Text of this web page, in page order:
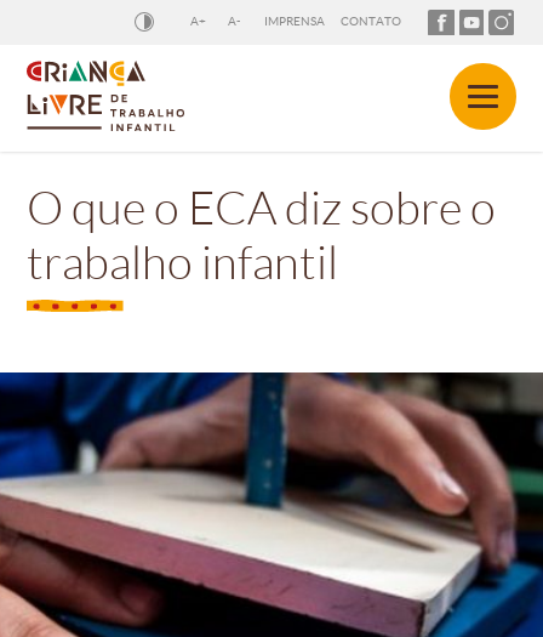
A+ A- IMPRENSA CONTATO
O que o ECA diz sobre o
trabalho infantil